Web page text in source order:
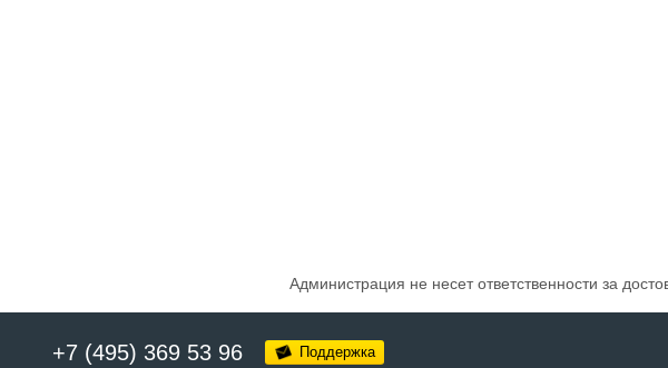
Администрация не несет ответственности за
+7 (495) 369 53 96 Поддержка